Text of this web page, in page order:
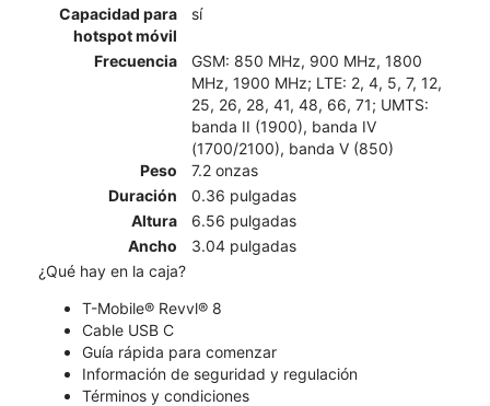
Capacidad para
hotspot móvil
sí
Frecuencia
GSM: 850 MHz, 900 MHz, 1800
MHz, 1900 MHz; LTE: 2, 4, 5, 7, 12,
25, 26, 28, 41, 48, 66, 71; UMTS:
banda II (1900), banda IV
(1700/2100), banda V (850)
Peso
7.2 onzas
Duración
0.36 pulgadas
Altura
6.56 pulgadas
Ancho
3.04 pulgadas
¿Qué hay en la caja?
T-Mobile® Revvl® 8
Cable USB C
Guía rápida para comenzar
Información de seguridad y regulación
Términos y condiciones